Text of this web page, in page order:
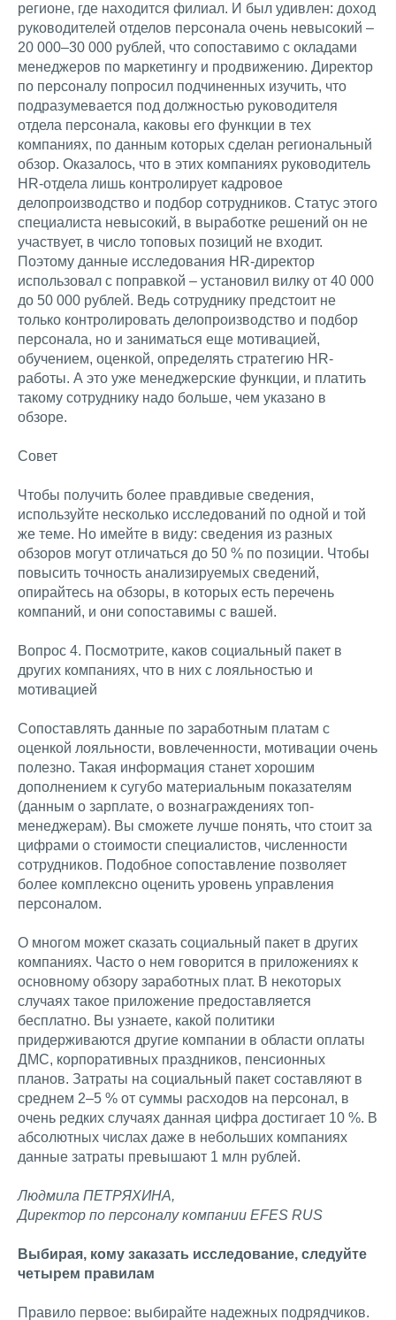
регионе, где находится филиал. И был удивлен: доход
руководителей отделов персонала очень невысокий –
20 000–30 000 рублей, что сопоставимо с окладами
менеджеров по маркетингу и продвижению. Директор
по персоналу попросил подчиненных изучить, что
подразумевается под должностью руководителя
отдела персонала, каковы его функции в тех
компаниях, по данным которых сделан региональный
обзор. Оказалось, что в этих компаниях руководитель
HR-отдела лишь контролирует кадровое
делопроизводство и подбор сотрудников. Статус этого
специалиста невысокий, в выработке решений он не
участвует, в число топовых позиций не входит.
Поэтому данные исследования HR-директор
использовал с поправкой – установил вилку от 40 000
до 50 000 рублей. Ведь сотруднику предстоит не
только контролировать делопроизводство и подбор
персонала, но и заниматься еще мотивацией,
обучением, оценкой, определять стратегию HR-
работы. А это уже менеджерские функции, и платить
такому сотруднику надо больше, чем указано в
обзоре.
Совет
Чтобы получить более правдивые сведения,
используйте несколько исследований по одной и той
же теме. Но имейте в виду: сведения из разных
обзоров могут отличаться до 50 % по позиции. Чтобы
повысить точность анализируемых сведений,
опирайтесь на обзоры, в которых есть перечень
компаний, и они сопоставимы с вашей.
Вопрос 4. Посмотрите, каков социальный пакет в
других компаниях, что в них с лояльностью и
мотивацией
Сопоставлять данные по заработным платам с
оценкой лояльности, вовлеченности, мотивации очень
полезно. Такая информация станет хорошим
дополнением к сугубо материальным показателям
(данным о зарплате, о вознаграждениях топ-
менеджерам). Вы сможете лучше понять, что стоит за
цифрами о стоимости специалистов, численности
сотрудников. Подобное сопоставление позволяет
более комплексно оценить уровень управления
персоналом.
О многом может сказать социальный пакет в других
компаниях. Часто о нем говорится в приложениях к
основному обзору заработных плат. В некоторых
случаях такое приложение предоставляется
бесплатно. Вы узнаете, какой политики
придерживаются другие компании в области оплаты
ДМС, корпоративных праздников, пенсионных
планов. Затраты на социальный пакет составляют в
среднем 2–5 % от суммы расходов на персонал, в
очень редких случаях данная цифра достигает 10 %. В
абсолютных числах даже в небольших компаниях
данные затраты превышают 1 млн рублей.
Людмила ПЕТРЯХИНА,
Директор по персоналу компании EFES RUS
Выбирая, кому заказать исследование, следуйте
четырем правилам
Правило первое: выбирайте надежных подрядчиков.